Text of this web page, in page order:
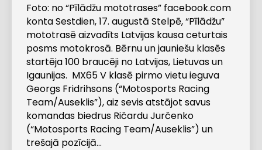
Foto: no “Pīlādžu mototrases” facebook.com
konta Sestdien, 17. augustā Stelpē, “Pīlādžu”
mototrasē aizvadīts Latvijas kausa ceturtais
posms motokrosā. Bērnu un jauniešu klasēs
startēja 100 braucēji no Latvijas, Lietuvas un
Igaunijas. MX65 V klasē pirmo vietu ieguva
Georgs Fridrihsons (“Motosports Racing
Team/Auseklis”), aiz sevis atstājot savus
komandas biedrus Ričardu Jurčenko
(“Motosports Racing Team/Auseklis”) un
trešajā pozīcijā…